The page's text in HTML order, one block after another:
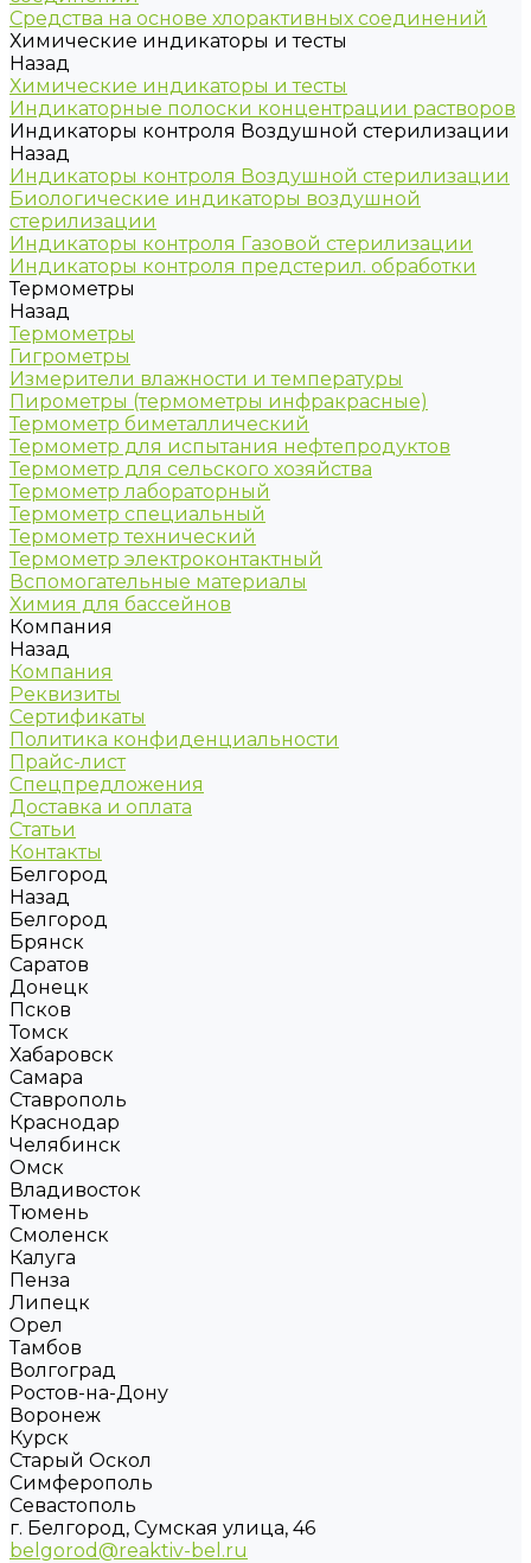
Средства на основе хлорактивных соединений
Химические индикаторы и тесты
Назад
Химические индикаторы и тесты
Индикаторные полоски концентрации растворов
Индикаторы контроля Воздушной стерилизации
Назад
Индикаторы контроля Воздушной стерилизации
Биологические индикаторы воздушной
стерилизации
Индикаторы контроля Газовой стерилизации
Индикаторы контроля предстерил. обработки
Термометры
Назад
Термометры
Гигрометры
Измерители влажности и температуры
Пирометры (термометры инфракрасные)
Термометр биметаллический
Термометр для испытания нефтепродуктов
Термометр для сельского хозяйства
Термометр лабораторный
Термометр специальный
Термометр технический
Термометр электроконтактный
Вспомогательные материалы
Химия для бассейнов
Компания
Назад
Компания
Реквизиты
Сертификаты
Политика конфиденциальности
Прайс-лист
Спецпредложения
Доставка и оплата
Статьи
Контакты
Белгород
Назад
Белгород
Брянск
Саратов
Донецк
Псков
Томск
Хабаровск
Самара
Ставрополь
Краснодар
Челябинск
Омск
Владивосток
Тюмень
Смоленск
Калуга
Пенза
Липецк
Орел
Тамбов
Волгоград
Ростов-на-Дону
Воронеж
Курск
Старый Оскол
Симферополь
Севастополь
г. Белгород, Сумская улица, 46
belgorod@reaktiv-bel.ru